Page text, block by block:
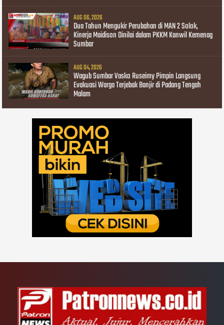
AUG 06, 2026
Dua Tahun Mengukir Perubahan di MAN 2 Solok,
Kinerja Maidison Dinilai dalam PKKM Kanwil Kemenag
Sumbar
AUG 04, 2026
Wagub Sumbar Vasko Ruseimy Pimpin Langsung
Evakuasi Warga Terjebak Banjir di Padang Tengah
Malam